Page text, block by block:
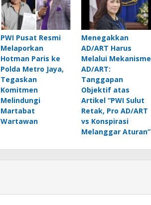
PWI Pusat Resmi
Melaporkan
Hotman Paris ke
Polda Metro Jaya,
Tegaskan
Komitmen
Melindungi
Martabat
Wartawan
Menegakkan
AD/ART Harus
Melalui Mekanisme
AD/ART:
Tanggapan
Objektif atas
Artikel “PWI Sulut
Retak, Pro AD/ART
vs Konspirasi
Melanggar Aturan”